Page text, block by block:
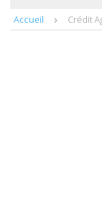
Accueil Crédit